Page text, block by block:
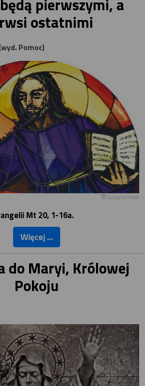
ostatnimi
Pomoc)
Grażyna Kołek
Mt 20, 1-16a.
Więcej ...
do Maryi, Królowej
Pokoju